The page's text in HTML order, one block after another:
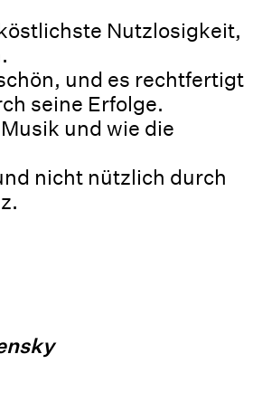
Nutzlosigkeit,
und es rechtfertigt
seine Erfolge.
und wie die
nicht nützlich durch